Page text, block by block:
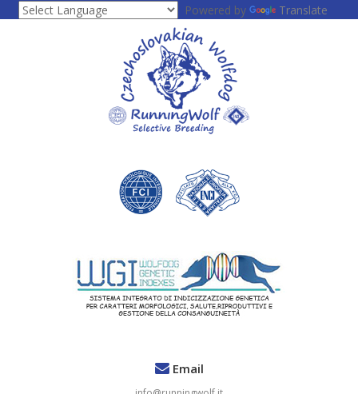
Powered by Translate
Email